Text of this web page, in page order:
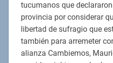
tucumanos que
provincia por considerar
libertad de sufragio que
también para arremeter
alianza Cambiemos,